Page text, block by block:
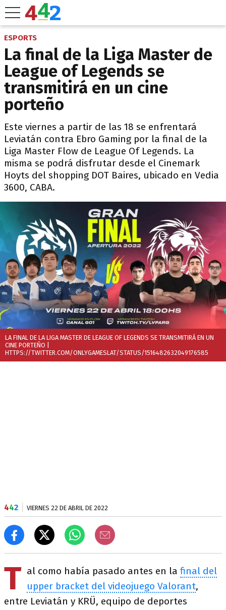
ESPORTS
La final de la Liga Master de
League of Legends se
transmitirá en un cine
porteño
Este viernes a partir de las 18 se enfrentará
Leviatán contra Ebro Gaming por la final de la
Liga Master Flow de League Of Legends. La
misma se podrá disfrutar desde el Cinemark
Hoyts del shopping DOT Baires, ubicado en Vedia
3600, CABA.
LA FINAL DE LA LIGA MASTER DE LEAGUE OF LEGENDS SE TRANSMITIRÁ EN UN
CINE PORTEÑO
HTTPS://TWITTER.COM/ONLYGAMESLAT/STATUS/1516482632049176585
442 VIERNES 22 DE ABRIL DE 2022
T al como había pasado antes en la final del
upper bracket del videojuego Valorant,
entre Leviatán y KRÜ, equipo de deportes